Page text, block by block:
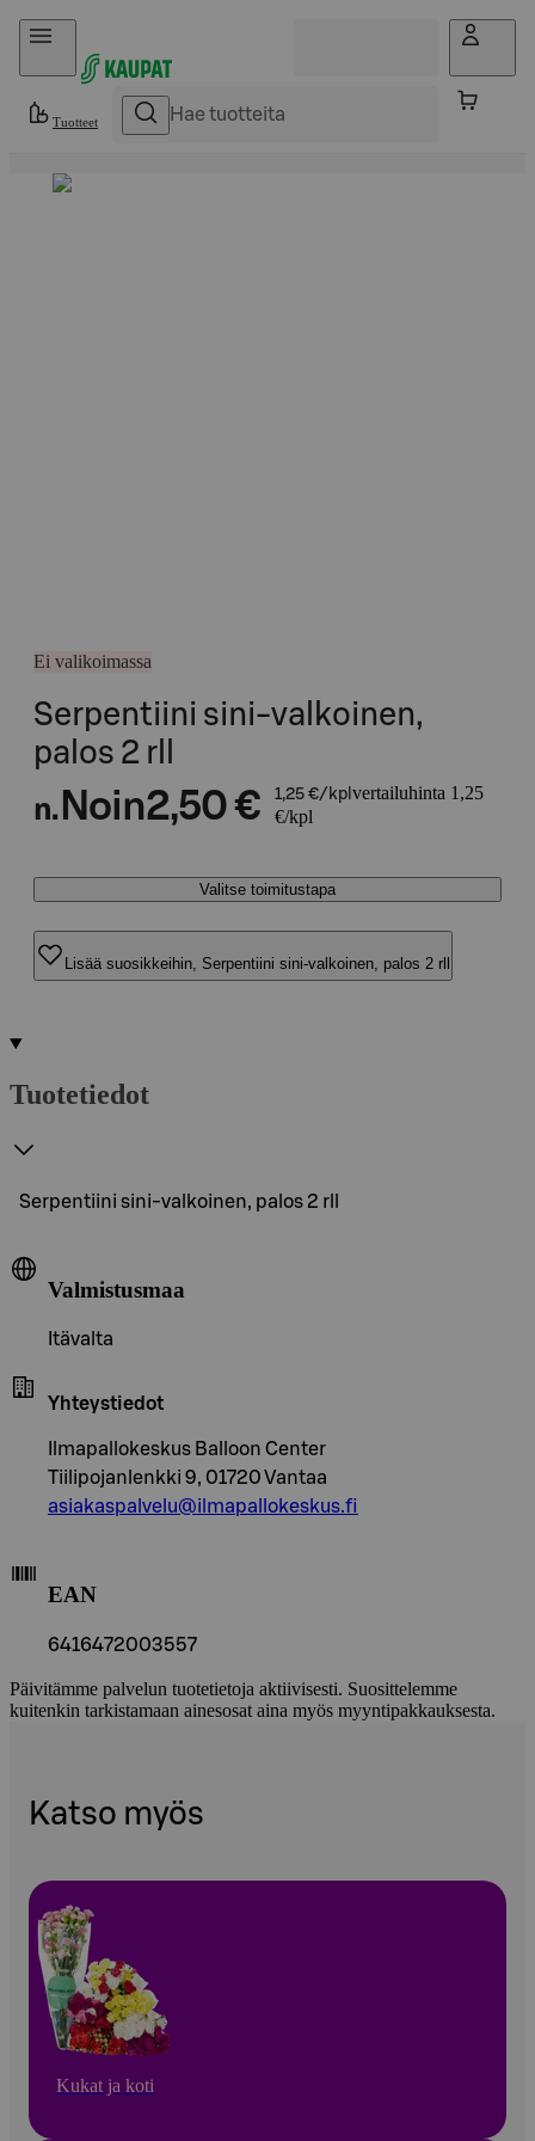
Hyppää sisältöön
Tuotteet
Ei valikoimassa
Serpentiini sini-valkoinen,
palos 2 rll
n. Noin2,50 € 1,25 €/kpl vertailuhinta 1,25
€/kpl
Valitse toimitustapa
Lisää suosikkeihin, Serpentiini sini-valkoinen, palos 2 rll
Tuotetiedot
Serpentiini sini-valkoinen, palos 2 rll
Valmistusmaa
Itävalta
Yhteystiedot
Ilmapallokeskus Balloon Center
Tiilipojanlenkki 9, 01720 Vantaa
asiakaspalvelu@ilmapallokeskus.fi
EAN
6416472003557
Päivitämme palvelun tuotetietoja aktiivisesti. Suosittelemme
kuitenkin tarkistamaan ainesosat aina myös myyntipakkauksesta.
Katso myös
Kukat ja koti